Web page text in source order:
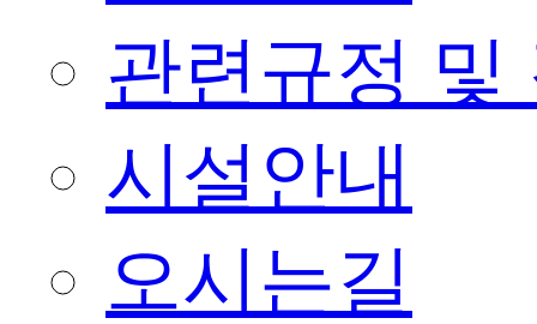
관련규정 및
시설안내
오시는길